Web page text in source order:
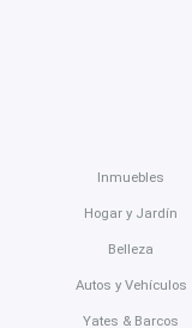
Inmuebles
Hogar y Jardín
Belleza
Autos y Vehículos
Yates & Barcos